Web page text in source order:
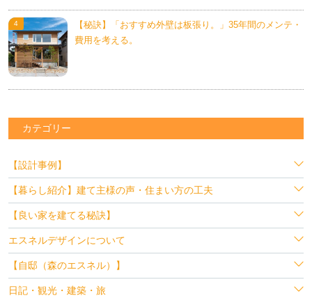
【秘訣】「おすすめ外壁は板張り。」35年間のメンテ・
費用を考える。
カテゴリー
【設計事例】
【暮らし紹介】建て主様の声・住まい方の工夫
【良い家を建てる秘訣】
エスネルデザインについて
【自邸（森のエスネル）】
日記・観光・建築・旅